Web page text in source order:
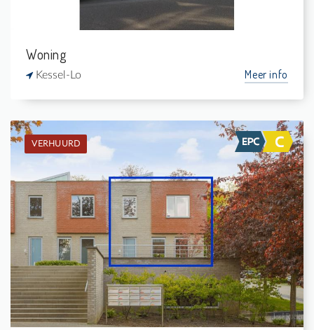
Woning
Kessel-Lo Meer info
VERHUURD
Verhuurd: Eengezinswoning
3
149 m²
1
146 m²